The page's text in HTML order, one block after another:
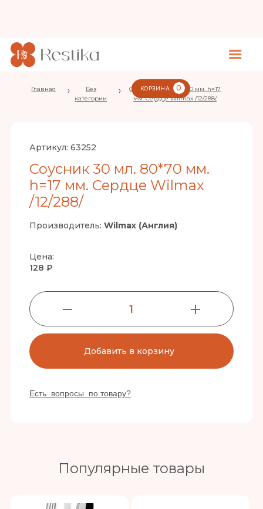
КОРЗИНА 0
Главная ›
Без
категории
›
Соусник 30 мл. 80*70 мм. h=17
мм. Сердце Wilmax /12/288/
Артикул: 63252
Соусник 30 мл. 80*70 мм.
h=17 мм. Сердце Wilmax
/12/288/
Производитель: Wilmax (Англия)
Цена:
128 ₽
1
Добавить в корзину
Есть вопросы по товару?
Популярные товары